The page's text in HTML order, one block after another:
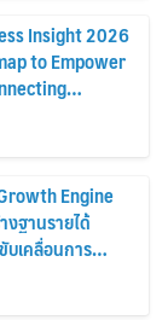
Insight 2026
to Empower
and
Growth
Engine
ฐานรายได้
เคลื่อนการ
ร Q2/69 โต
ว่างกาล 0.10